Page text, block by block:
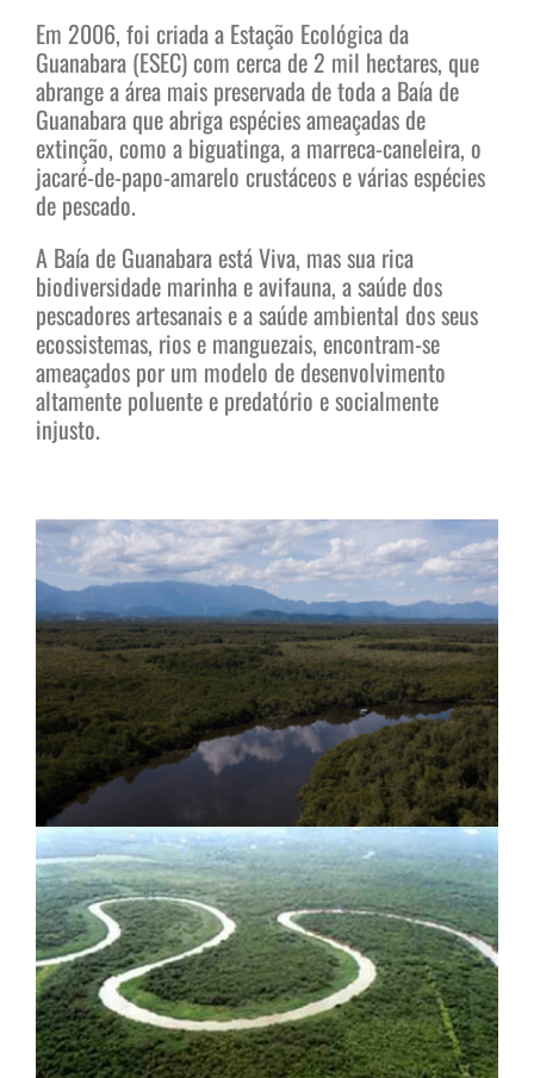
Em 2006, foi criada a Estação Ecológica da
Guanabara (ESEC) com cerca de 2 mil hectares, que
abrange a área mais preservada de toda a Baía de
Guanabara que abriga espécies ameaçadas de
extinção, como a biguatinga, a marreca-caneleira, o
jacaré-de-papo-amarelo crustáceos e várias espécies
de pescado.
A Baía de Guanabara está Viva, mas sua rica
biodiversidade marinha e avifauna, a saúde dos
pescadores artesanais e a saúde ambiental dos seus
ecossistemas, rios e manguezais, encontram-se
ameaçados por um modelo de desenvolvimento
altamente poluente e predatório e socialmente
injusto.